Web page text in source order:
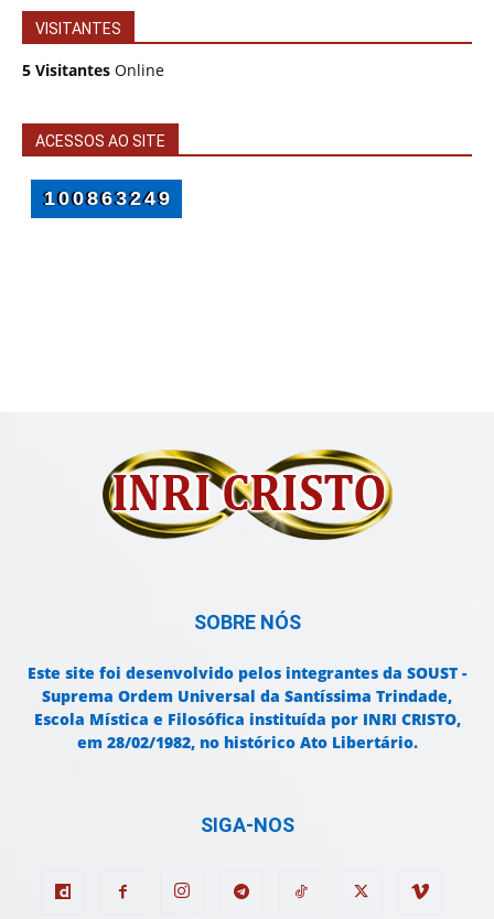
VISITANTES
5 Visitantes Online
ACESSOS AO SITE
SOBRE NÓS
Este site foi desenvolvido pelos integrantes da SOUST -
Suprema Ordem Universal da Santíssima Trindade,
Escola Mística e Filosófica instituída por INRI CRISTO,
em 28/02/1982, no histórico Ato Libertário.
SIGA-NOS